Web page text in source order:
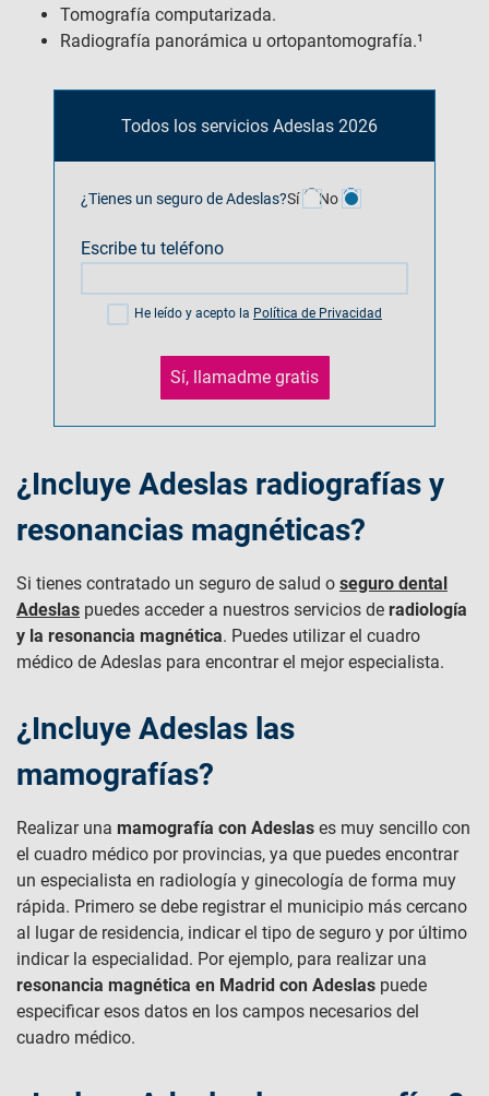
Tomografía computarizada.
Radiografía panorámica u ortopantomografía.¹
Todos los servicios Adeslas 2026
¿Tienes un seguro de Adeslas?Sí No
Escribe tu teléfono
He leído y acepto la Política de Privacidad
Sí, llamadme gratis
¿Incluye Adeslas radiografías y
resonancias magnéticas?
Si tienes contratado un seguro de salud o seguro dental
Adeslas puedes acceder a nuestros servicios de radiología
y la resonancia magnética. Puedes utilizar el cuadro
médico de Adeslas para encontrar el mejor especialista.
¿Incluye Adeslas las
mamografías?
Realizar una mamografía con Adeslas es muy sencillo con
el cuadro médico por provincias, ya que puedes encontrar
un especialista en radiología y ginecología de forma muy
rápida. Primero se debe registrar el municipio más cercano
al lugar de residencia, indicar el tipo de seguro y por último
indicar la especialidad. Por ejemplo, para realizar una
resonancia magnética en Madrid con Adeslas puede
especificar esos datos en los campos necesarios del
cuadro médico.